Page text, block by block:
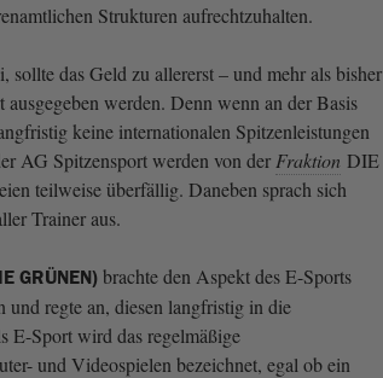
Strukturen aufrechtzuhalten.
das Geld zu allererst – und mehr als bisher
werden. Denn wenn an der Basis
keine internationalen Spitzenleistungen
AG Spitzensport werden von der Fraktion DIE
teilweise überfällig. Daneben sprach sich
Trainer aus.
GRÜNEN) brachte den Aspekt des E-Sports
und regte an, diesen langfristig in die
E-Sport wird das regelmäßige
und Videospielen bezeichnet, egal ob ein